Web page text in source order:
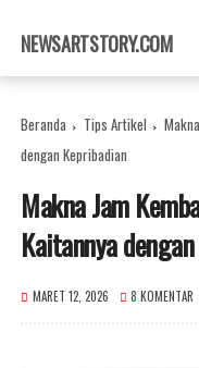
×
NEWSARTSTORY.COM
Beranda Tips Artikel
dengan Kepribadian
Makna Jam
Kaitannya
MARET 12, 2026 8 KOMENTAR